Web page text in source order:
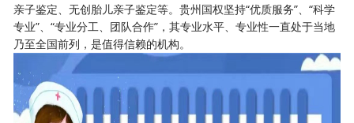
亲子鉴定、无创胎儿亲子鉴定等。贵州国权坚持“优质服务”、“科学
专业”、“专业分工、团队合作”，其专业水平、专业性一直处于当地
乃至全国前列，是值得信赖的机构。